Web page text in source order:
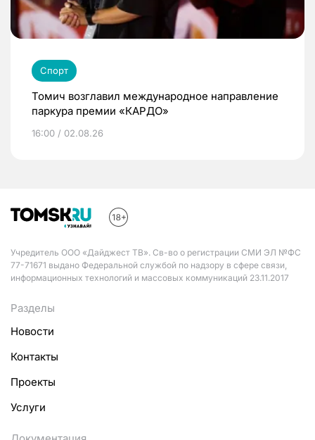
Спорт
Томич возглавил международное направление
паркура премии «КАРДО»
16:00 / 02.08.26
Учредитель ООО «Дайджест ТВ». Св-во о регистрации СМИ ЭЛ №ФС
77-71671 выдано Федеральной службой по надзору в сфере связи,
информационных технологий и массовых коммуникаций 23.11.2017
Разделы
Новости
Контакты
Проекты
Услуги